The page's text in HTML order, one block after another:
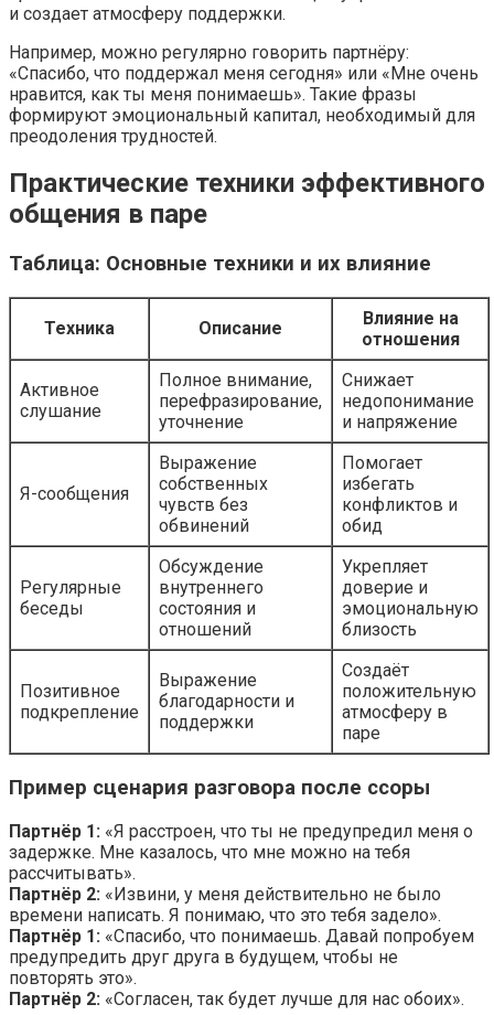
и создает атмосферу поддержки.
Например, можно регулярно говорить партнёру:
«Спасибо, что поддержал меня сегодня» или «Мне очень
нравится, как ты меня понимаешь». Такие фразы
формируют эмоциональный капитал, необходимый для
преодоления трудностей.
Практические техники эффективного
общения в паре
Таблица: Основные техники и их влияние
Техника Описание
Влияние на
отношения
Активное
слушание
Полное внимание,
перефразирование,
уточнение
Снижает
недопонимание
и напряжение
Я-сообщения
Выражение
собственных
чувств без
обвинений
Помогает
избегать
конфликтов и
обид
Регулярные
беседы
Обсуждение
внутреннего
состояния и
отношений
Укрепляет
доверие и
эмоциональную
близость
Позитивное
подкрепление
Выражение
благодарности и
поддержки
Создаёт
положительную
атмосферу в
паре
Пример сценария разговора после ссоры
Партнёр 1: «Я расстроен, что ты не предупредил меня о
задержке. Мне казалось, что мне можно на тебя
рассчитывать».
Партнёр 2: «Извини, у меня действительно не было
времени написать. Я понимаю, что это тебя задело».
Партнёр 1: «Спасибо, что понимаешь. Давай попробуем
предупредить друг друга в будущем, чтобы не
повторять это».
Партнёр 2: «Согласен, так будет лучше для нас обоих».